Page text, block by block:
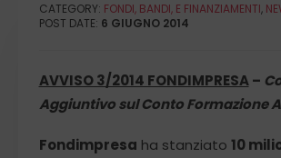
CATEGORY: FONDI, BANDI, E FINANZIAMENTI,
POST DATE: 6 GIUGNO 2014
AVVISO 3/2014 FONDIMPRESA–
Aggiuntivo sul Conto Formazione
Fondimpresa ha stanziato 10